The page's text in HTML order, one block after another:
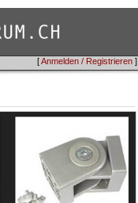
[Anmelden / Registrieren ]